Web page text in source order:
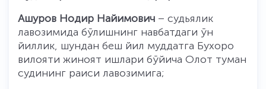
Ашуров Нодир Найимович – судьялик
лавозимида бўлишнинг навбатдаги ўн
йиллик, шундан беш йил муддатга Бухоро
вилояти жиноят ишлари бўйича Олот туман
судининг раиси лавозимига;